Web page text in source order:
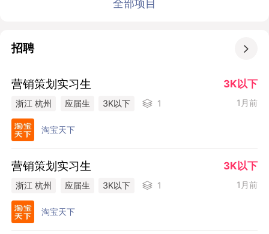
全部项目
招聘 
营销策划实习生 3K以下
浙江 杭州 应届生 3K以下 1 1月前
淘宝天下
营销策划实习生 3K以下
浙江 杭州 应届生 3K以下 1 1月前
淘宝天下